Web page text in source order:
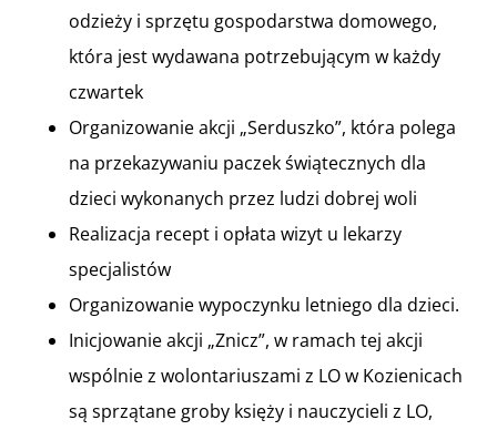
odzieży i sprzętu gospodarstwa domowego,
która jest wydawana potrzebującym w każdy
czwartek
Organizowanie akcji „Serduszko”, która polega
na przekazywaniu paczek świątecznych dla
dzieci wykonanych przez ludzi dobrej woli
Realizacja recept i opłata wizyt u lekarzy
specjalistów
Organizowanie wypoczynku letniego dla dzieci.
Inicjowanie akcji „Znicz”, w ramach tej akcji
wspólnie z wolontariuszami z LO w Kozienicach
są sprzątane groby księży i nauczycieli z LO,